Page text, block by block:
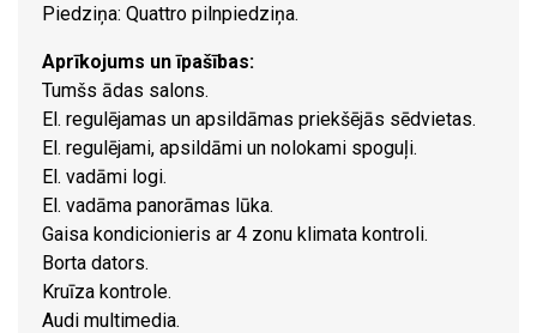
Piedziņa: Quattro pilnpiedziņa.
Aprīkojums un īpašības:
Tumšs ādas salons.
El. regulējamas un apsildāmas priekšējās sēdvietas.
El. regulējami, apsildāmi un nolokami spoguļi.
El. vadāmi logi.
El. vadāma panorāmas lūka.
Gaisa kondicionieris ar 4 zonu klimata kontroli.
Borta dators.
Kruīza kontrole.
Audi multimedia.